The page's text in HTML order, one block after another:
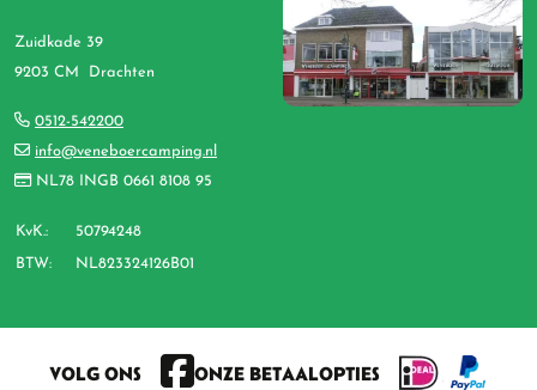
Zuidkade 39
9203 CM Drachten
0512-542200
info@veneboercamping.nl
NL78 INGB 0661 8108 95
KvK.: 50794248
BTW: NL823324126B01
VOLG ONS ONZE BETAALOPTIES